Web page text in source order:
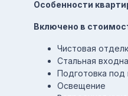
Особенности
Включено в
Чистовая
Стальная
Подготовка
Освещение